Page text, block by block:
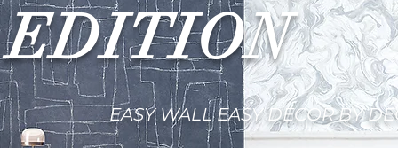
EDITION
EASY WALL EASY DECOR BY